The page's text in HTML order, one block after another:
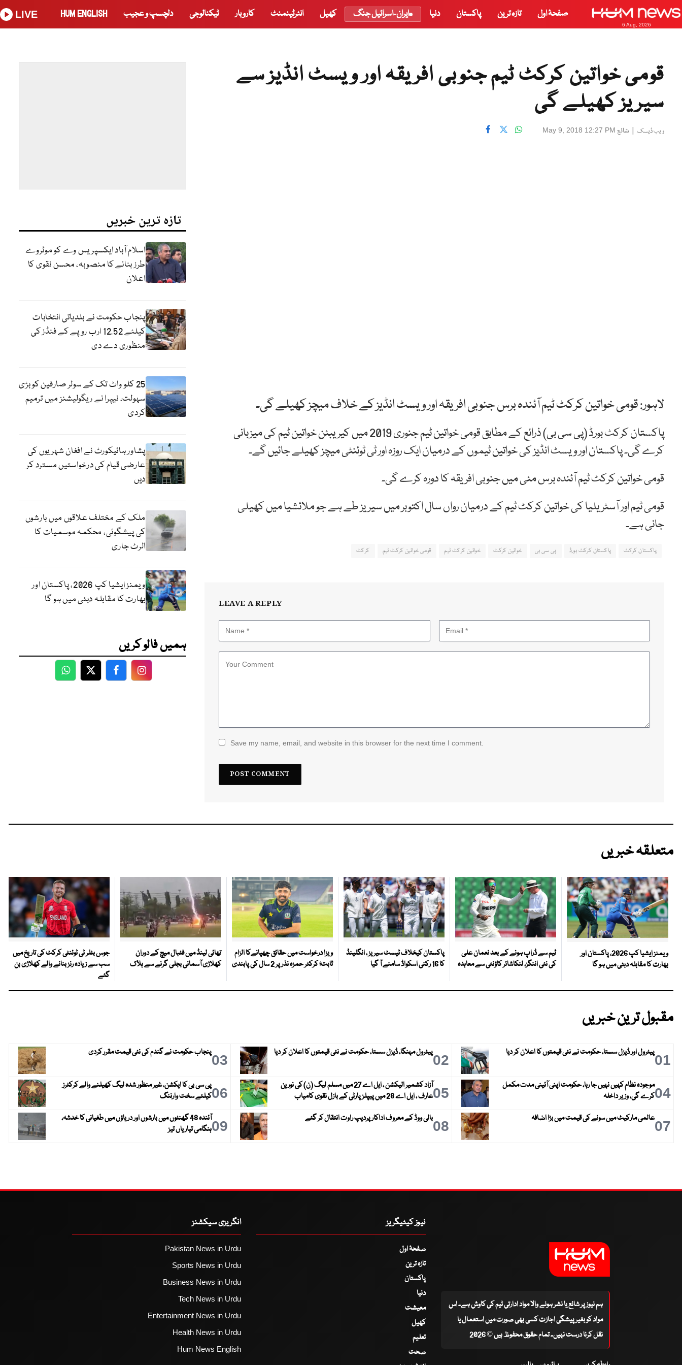
6 Aug, 2026
صفحۂ اول تازہ ترین پاکستان دنیا ایران-اسرائیل جنگ کھیل انٹرٹینمنٹ کاروبار ٹیکنالوجی دلچسپ و عجیب HUM ENGLISH
LIVE
قومی خواتین کرکٹ ٹیم جنوبی افریقہ اور ویسٹ انڈیز سے
سیریز کھیلے گی
ویب ڈیسک | شائع May 9, 2018 12:27 PM
لاہور: قومی خواتین کرکٹ ٹیم آئندہ برس جنوبی افریقہ اور ویسٹ انڈیز کے خلاف میچز کھیلے گی۔
پاکستان کرکٹ بورڈ (پی سی بی) ذرائع کے مطابق قومی خواتین ٹیم جنوری 2019 میں کیریبئن خواتین ٹیم کی میزبانی
کرے گی۔ پاکستان اور ویسٹ انڈیز کی خواتین ٹیموں کے درمیان ایک روزہ اور ٹی ٹوئنٹی میچز کھیلے جائیں گے۔
قومی خواتین کرکٹ ٹیم آئندہ برس مئی میں جنوبی افریقہ کا دورہ کرے گی۔
قومی ٹیم اور آسٹریلیا کی خواتین کرکٹ ٹیم کے درمیان رواں سال اکتوبر میں سیریز طے ہے جو ملائشیا میں کھیلی
جانی ہے۔
پاکستان کرکٹ پاکستان کرکٹ بورڈ پی سی بی خواتین کرکٹ خواتین کرکٹ ٹیم قومی خواتین کرکٹ ٹیم کرکٹ
LEAVE A REPLY
Save my name, email, and website in this browser for the next time I comment.
تازہ ترین خبریں
اسلام آباد ایکسپریس وے کو موٹروے
طرز بنانے کا منصوبہ، محسن نقوی کا
اعلان
پنجاب حکومت نے بلدیاتی انتخابات
کیلئے 12.52 ارب روپے کے فنڈز کی
منظوری دے دی
25 کلو واٹ تک کے سولر صارفین کو بڑی
سہولت، نیپرا نے ریگولیشنز میں ترمیم
کردی
پشاور ہائیکورٹ نے افغان شہریوں کی
عارضی قیام کی درخواستیں مسترد کر
دیں
ملک کے مختلف علاقوں میں بارشوں
کی پیشگوئی، محکمہ موسمیات کا
الرٹ جاری
ویمنز ایشیا کپ 2026، پاکستان اور
بھارت کا مقابلہ دبئی میں ہو گا
ہمیں فالو کریں
WhatsApp
TwitterFacebookFacebook
متعلقہ خبریں
ویمنز ایشیا کپ 2026، پاکستان اور
بھارت کا مقابلہ دبئی میں ہو گا
ٹیم سے ڈراپ ہونے کے بعد نعمان علی
کی نئی اننگز، لنکاشائر کاؤنٹی سے معاہدہ
پاکستان کیخلاف ٹیسٹ سیریز ، انگلینڈ
کا 16 رکنی اسکواڈ سامنے آ گیا
ویزا درخواست میں حقائق چھپانےکا الزام
ثابت؛ کرکٹر حمزہ نذر پر 2 سال کی پابندی
تھائی لینڈ میں فٹبال میچ کے دوران
کھلاڑی آسمانی بجلی گرنے سے ہلاک
جوس بٹلر ٹی ٹوئنٹی کرکٹ کی تاریخ میں
سب سے زیادہ رنز بنانے والے کھلاڑی بن
گئے
مقبول ترین خبریں
01پیٹرول اور ڈیزل سستا، حکومت نے نئی قیمتوں کا اعلان کر دیا 02پیٹرول مہنگا، ڈیزل سستا، حکومت نے نئی قیمتوں کا اعلان کر دیا 03پنجاب حکومت نے گندم کی نئی قیمت مقرر کردی
04موجودہ نظام کہیں نہیں جا رہا، حکومت اپنی آئینی مدت مکمل
کرے گی، وزیر داخلہ
05
آزاد کشمیر الیکشن ، ایل اے 27 میں مسلم لیگ (ن) کی نورین
عارف ، ایل اے 28 میں پیپلز پارٹی کے بازل نقوی کامیاب
06پی سی بی کا ایکشن، غیر منظور شدہ لیگ کھیلنے والے کرکٹرز
کیلئے سخت وارننگ
07عالمی مارکیٹ میں سونے کی قیمت میں بڑا اضافہ 08بالی ووڈ کے معروف اداکار پردیپ راوت انتقال کر گئے 09
آئندہ 48 گھنٹوں میں بارشوں اور دریاؤں میں طغیانی کا خدشہ،
ہنگامی تیاریاں تیز
ہم نیوز پر شائع یا نشر ہونے والا مواد ادارتی ٹیم کی کاوش ہے۔ اس
مواد کو بغیر پیشگی اجازت کسی بھی صورت میں استعمال یا
نقل کرنا درست نہیں۔ تمام حقوق محفوظ ہیں © 2026
نیوز کیٹیگریز
صفحۂ اول
تازہ ترین
پاکستان
دنیا
معیشت
کھیل
تعلیم
صحت
انگریزی سیکشنز
Pakistan News in Urdu
Sports News in Urdu
Business News in Urdu
Tech News in Urdu
Entertainment News in Urdu
Health News in Urdu
Hum News English